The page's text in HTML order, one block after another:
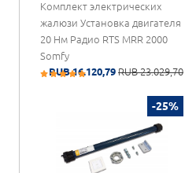
Комплект электрических
жалюзи Установка двигателя
20 Нм Радио RTS MRR 2000
Somfy
RUB 16.120,79 RUB 23.029,70
-25%